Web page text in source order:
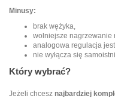
Minusy:
brak wężyka,
wolniejsze nagrzewanie
analogowa regulacja
nie wyłącza się
Który wybrać?
Jeżeli chcesz najbardziej